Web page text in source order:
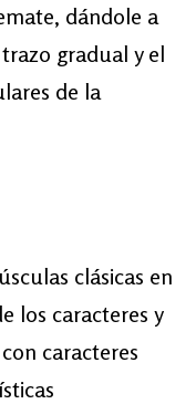
dándole a
gradual y el
de la
clásicas en
los caracteres y
caracteres